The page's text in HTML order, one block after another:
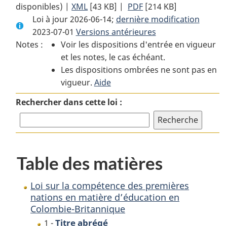
complet
:
Loi
sur
la
compétence
des
premières
nations
matière
en
Colombie-
Britannique
disponibles) |XML Texte
complet
:
Loi
sur
la
compétence
des
premières
en
d’éducation
en
Colombie-
Britannique
[43 KB] | PDF Texte
complet
:
Loi
sur
la
des
nations
en
d’éducation
en
Colombie-
Britannique
[214 KB]
Loi à jour 2026-06-14; dernière modification
2023-07-01 Versions antérieures
Notes :
Voir les dispositions d'entrée en vigueur
et les notes, le cas échéant.
Les dispositions ombrées ne sont pas en
vigueur. Aide
Rechercher dans cette loi :
Table des matières
Loi sur la compétence des premières
nations en matière d’éducation en
Colombie-Britannique
1 -Titre abrégé